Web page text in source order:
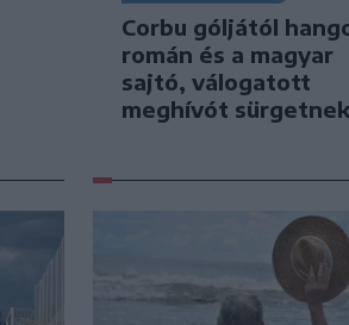
Corbu góljától
román és a magyar
sajtó, válogatott
meghívót sürgetnek